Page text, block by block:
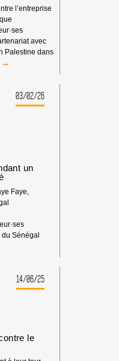
l’entreprise
avec
Palestine dans
03/02/26
un
Faye,
Sénégal
14/06/25
le